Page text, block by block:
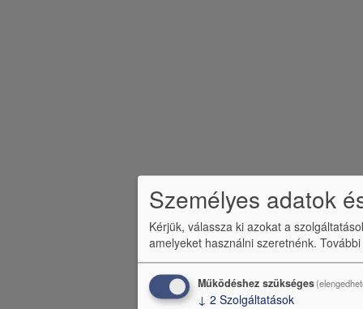
Személyes adatok
Kérjük, válassza ki azokat a
amelyeket használni szeretnénk.
Működéshez szükséges
↓ 2 Szolgáltatások